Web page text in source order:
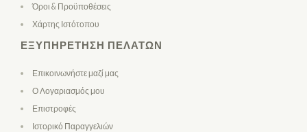
Όροι & Προϋποθέσεις
Χάρτης Ιστότοπου
ΕΞΥΠΗΡΈΤΗΣΗ ΠΕΛΑΤΏΝ
Επικοινωνήστε μαζί μας
Ο Λογαριασμός μου
Επιστροφές
Ιστορικό Παραγγελιών